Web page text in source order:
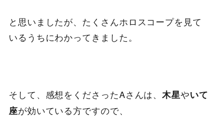
と思いましたが、たくさんホロスコープを見て
いるうちにわかってきました。
そして、感想をくださったAさんは、木星やいて
座が効いている方ですので、